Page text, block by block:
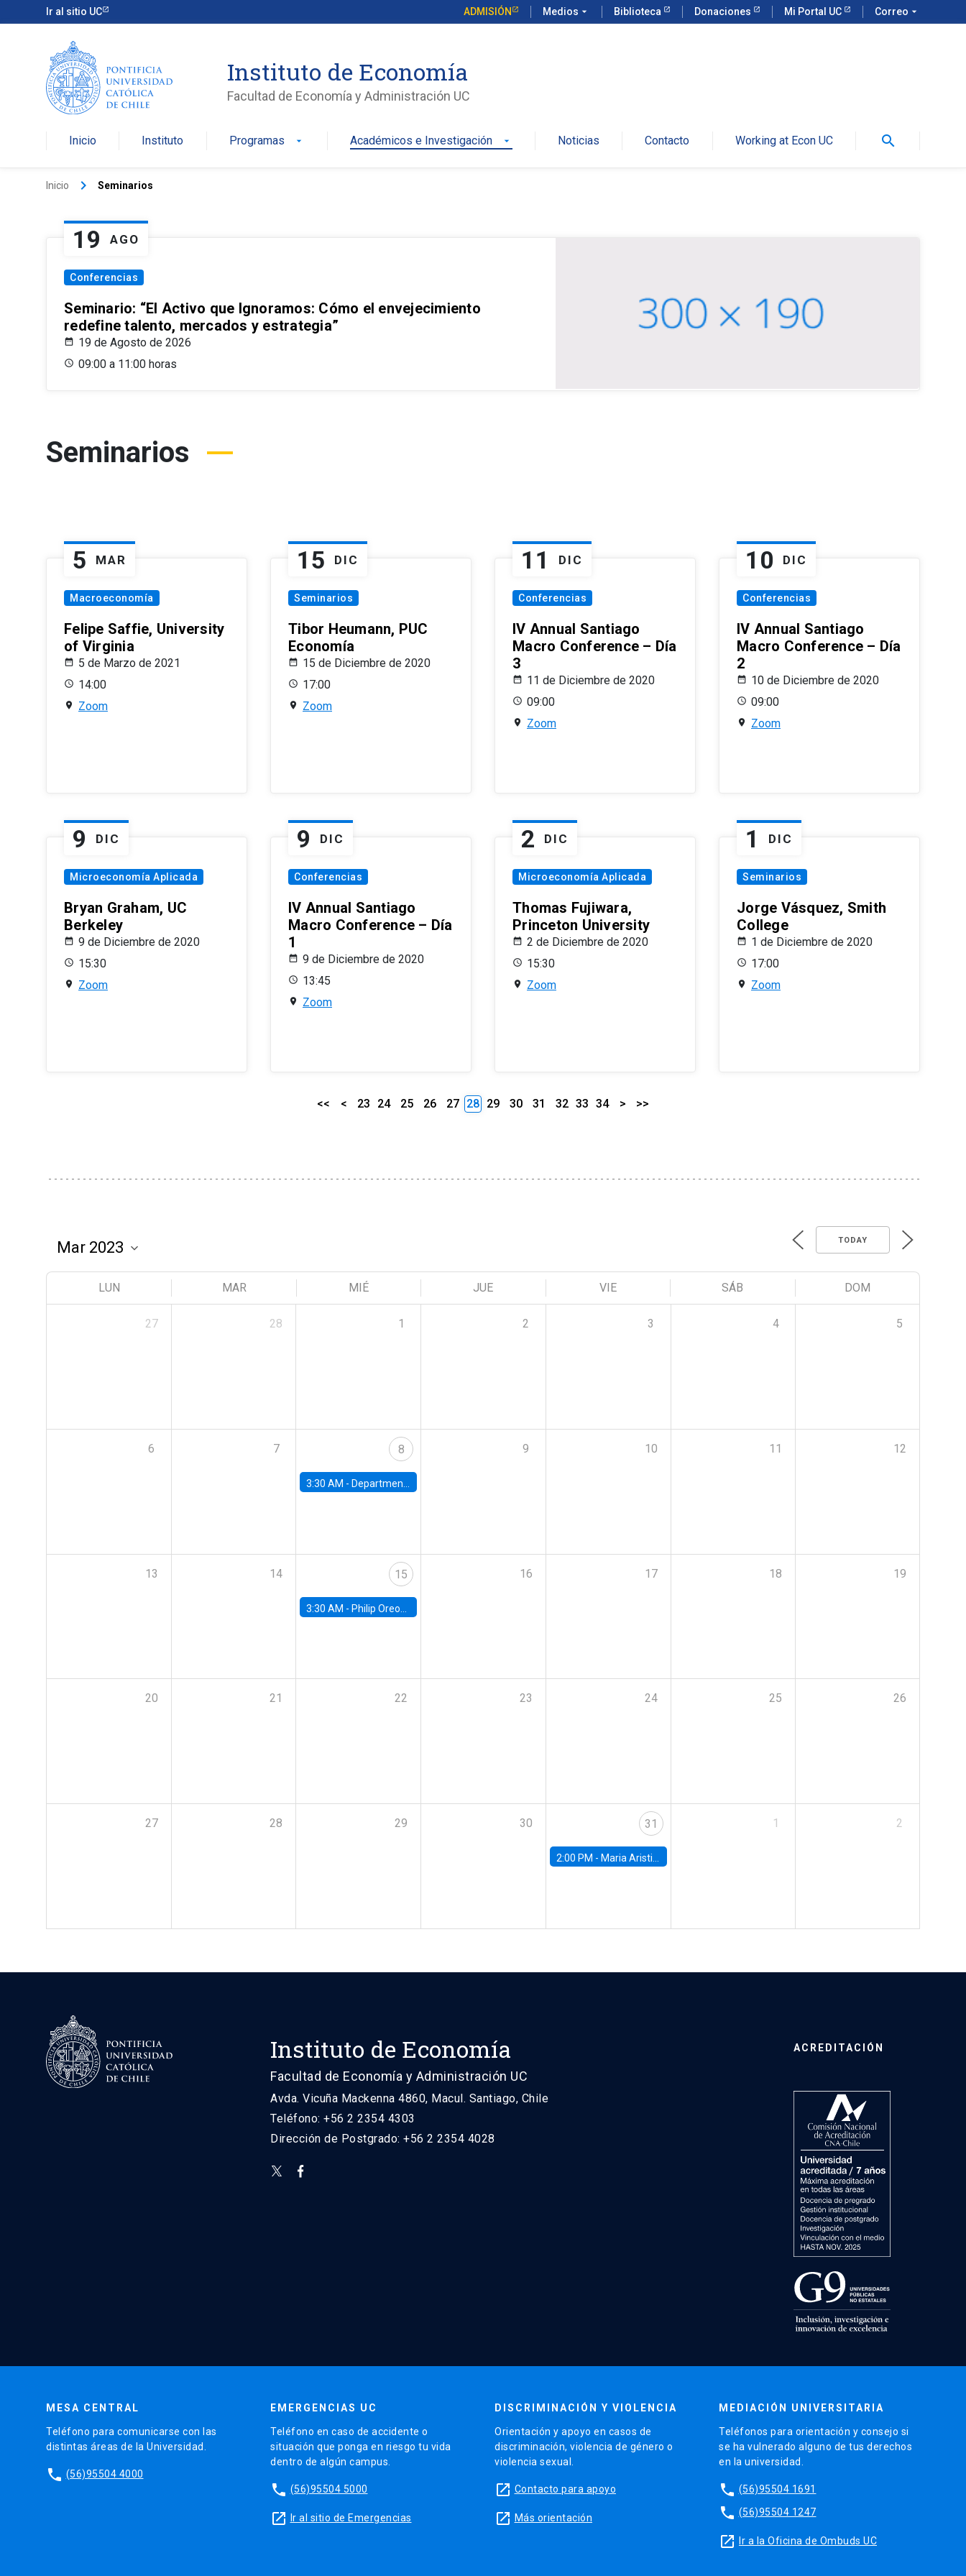
Ir al sitio UC ADMISIÓN Medios arrow_drop_down Biblioteca Donaciones Mi Portal UC Correo arrow_drop_down
Instituto de Economía
Facultad de Economía y Administración UC
Inicio Instituto Programas arrow_drop_down Académicos e Investigación arrow_drop_down Noticias Contacto Working at Econ UC search
Inicio keyboard_arrow_right Seminarios
19 AGO
Conferencias
Seminario: “El Activo que Ignoramos: Cómo el envejecimiento
redefine talento, mercados y estrategia”
19 de Agosto de 2026
09:00 a 11:00 horas
Seminarios
5 MAR
Macroeconomía
Felipe Saffie, University
of Virginia
5 de Marzo de 2021
14:00
Zoom
15 DIC
Seminarios
Tibor Heumann, PUC
Economía
15 de Diciembre de 2020
17:00
Zoom
11 DIC
Conferencias
IV Annual Santiago
Macro Conference – Día
3
11 de Diciembre de 2020
09:00
Zoom
10 DIC
Conferencias
IV Annual Santiago
Macro Conference – Día
2
10 de Diciembre de 2020
09:00
Zoom
9 DIC
Microeconomía Aplicada
Bryan Graham, UC
Berkeley
9 de Diciembre de 2020
15:30
Zoom
9 DIC
Conferencias
IV Annual Santiago
Macro Conference – Día
1
9 de Diciembre de 2020
13:45
Zoom
2 DIC
Microeconomía Aplicada
Thomas Fujiwara,
Princeton University
2 de Diciembre de 2020
15:30
Zoom
1 DIC
Seminarios
Jorge Vásquez, Smith
College
1 de Diciembre de 2020
17:00
Zoom
<< < 23 24 25 26 27 28 29 30 31 32 33 34 > >>
TODAY
LUN MAR MIÉ JUE VIE SÁB DOM
27 28 1 2 3 4 5
6 7 8
3:30 AM - Department Seminar: James Robinson
9 10 11 12
13 14 15
3:30 AM - Philip Oreopolous, University of Toronto
16 17 18 19
20 21 22 23 24 25 26
27 28 29 30 31
2:00 PM - Maria Aristizabal-Ramirez, FED Board
1 2
Instituto de Economía
Facultad de Economía y Administración UC
Avda. Vicuña Mackenna 4860, Macul. Santiago, Chile
Teléfono: +56 2 2354 4303
Dirección de Postgrado: +56 2 2354 4028
ACREDITACIÓN
MESA CENTRAL
Teléfono para comunicarse con las
distintas áreas de la Universidad.
phone (56)95504 4000
EMERGENCIAS UC
Teléfono en caso de accidente o
situación que ponga en riesgo tu vida
dentro de algún campus.
phone (56)95504 5000
launch Ir al sitio de Emergencias
DISCRIMINACIÓN Y VIOLENCIA
Orientación y apoyo en casos de
discriminación, violencia de género o
violencia sexual.
launch Contacto para apoyo
launch Más orientación
MEDIACIÓN UNIVERSITARIA
Teléfonos para orientación y consejo si
se ha vulnerado alguno de tus derechos
en la universidad.
phone (56)95504 1691
phone (56)95504 1247
launch Ir a la Oficina de Ombuds UC